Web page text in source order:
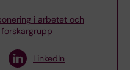
i arbetet och
LinkedIn